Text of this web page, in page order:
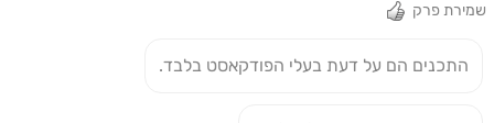
והחברתי בעתיד
שמירת פרק
התכנים הם על דעת בעלי הפודקאסט בלבד.